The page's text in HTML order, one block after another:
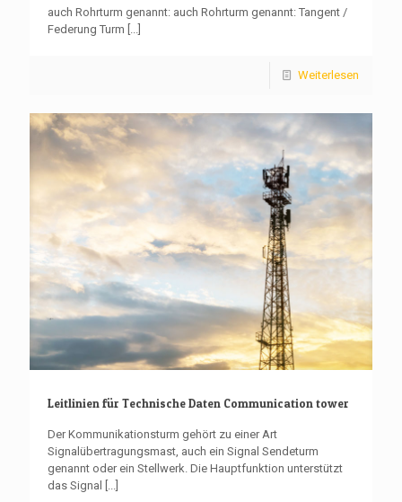
auch Rohrturm genannt: auch Rohrturm genannt: Tangent /
Federung Turm
Weiterlesen
Leitlinien für Technische Daten Communication tower
Der Kommunikationsturm gehört zu einer Art
Signalübertragungsmast, auch ein Signal Sendeturm
genannt oder ein Stellwerk. Die Hauptfunktion unterstützt
das Signal